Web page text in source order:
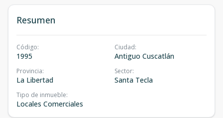
Resumen
Código:
1995
Ciudad:
Antiguo Cuscatlán
Provincia:
La Libertad
Sector:
Santa Tecla
Tipo de inmueble:
Locales Comerciales